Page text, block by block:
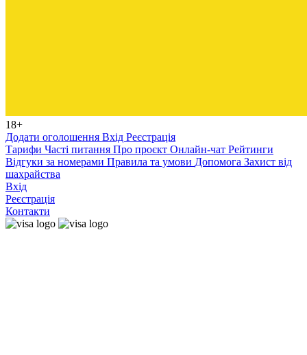
18+
Додати оголошення Вхід Реєстрація
Тарифи Часті питання Про проєкт Онлайн-чат Рейтинги
Відгуки за номерами Правила та умови Допомога Захист від
шахрайства
Вхід
Реєстрація
Контакти